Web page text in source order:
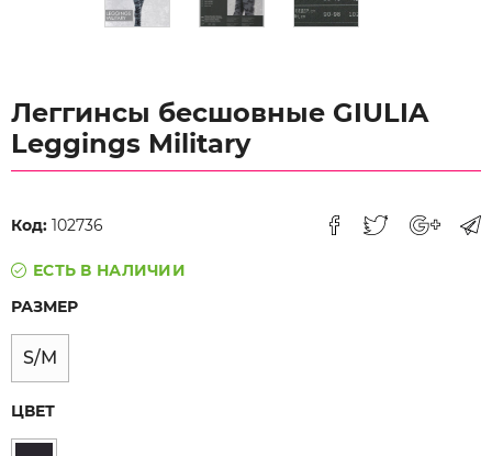
Леггинсы бесшовные GIULIA
Leggings Military
Код: 102736
ЕСТЬ В НАЛИЧИИ
РАЗМЕР
S/M
ЦВЕТ